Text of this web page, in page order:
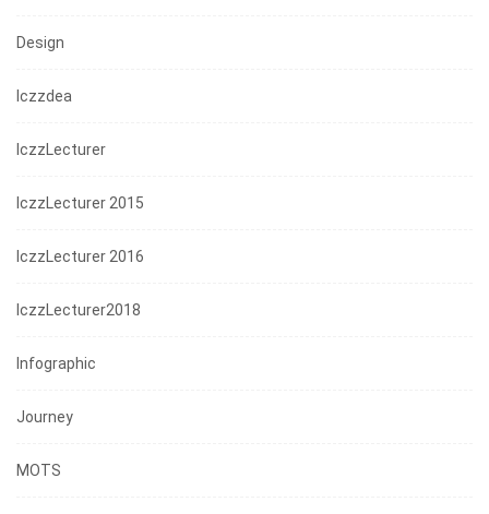
Design
Iczzdea
IczzLecturer
IczzLecturer 2015
IczzLecturer 2016
IczzLecturer2018
Infographic
Journey
MOTS